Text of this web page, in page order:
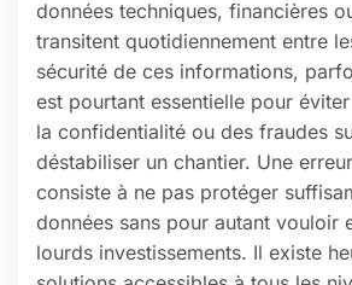
données techniques, financières
transitent quotidiennement entre
sécurité de ces informations,
est pourtant essentielle pour
la confidentialité ou des fraudes
déstabiliser un chantier. Une
consiste à ne pas protéger
données sans pour autant vouloir
lourds investissements. Il existe